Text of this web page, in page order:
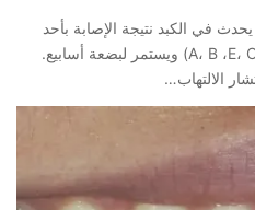
في الكبد نتيجة الإصابة بأحد
فيروسات التهاب الكبد الخمسة (A، B ،E، C،D) ويستمر لبضعة أسابيع.
الالتهاب…